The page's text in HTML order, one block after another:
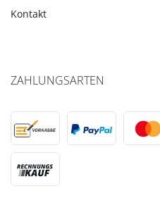
Kontakt
ZAHLUNGSARTEN